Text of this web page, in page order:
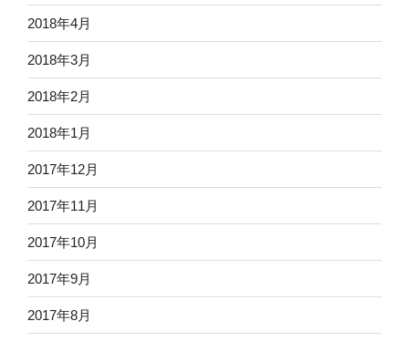
2018年4月
2018年3月
2018年2月
2018年1月
2017年12月
2017年11月
2017年10月
2017年9月
2017年8月